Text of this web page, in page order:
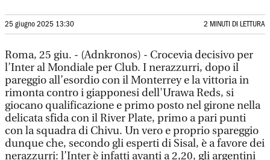
25 giugno 2025 13:30 2 MINUTI DI LETTURA
Roma, 25 giu. - (Adnkronos) - Crocevia decisivo per
l’Inter al Mondiale per Club. I nerazzurri, dopo il
pareggio all’esordio con il Monterrey e la vittoria in
rimonta contro i giapponesi dell'Urawa Reds, si
giocano qualificazione e primo posto nel girone nella
delicata sfida con il River Plate, primo a pari punti
con la squadra di Chivu. Un vero e proprio spareggio
dunque che, secondo gli esperti di Sisal, è a favore dei
nerazzurri: l’Inter è infatti avanti a 2,20, gli argentini